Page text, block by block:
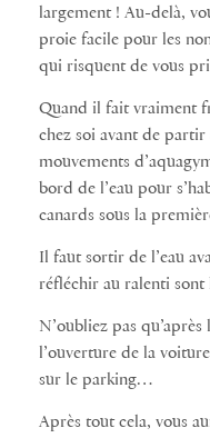
largement ! Au-delà,
proie facile pour les
qui risquent de vous
Quand il fait vraiment
chez soi avant de
mouvements
bord de l’eau pour
canards sous la
Il faut sortir de l’eau
réfléchir au ralenti sont
N’oubliez pas
l’ouverture de la
sur le parking…
Après tout cela, vous